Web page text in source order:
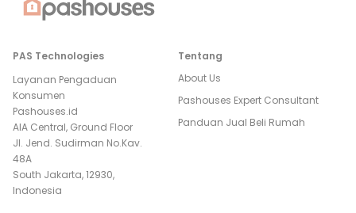
PAS Technologies
Layanan Pengaduan
Konsumen
Pashouses.id
AIA Central, Ground Floor
Jl. Jend. Sudirman No.Kav.
48A
South Jakarta, 12930,
Indonesia
Tentang
About Us
Pashouses Expert Consultant
Panduan Jual Beli Rumah